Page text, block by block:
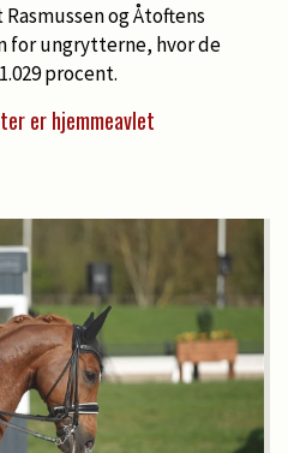
og Åtoftens
for ungrytterne, hvor de
procent.
er hjemmeavlet